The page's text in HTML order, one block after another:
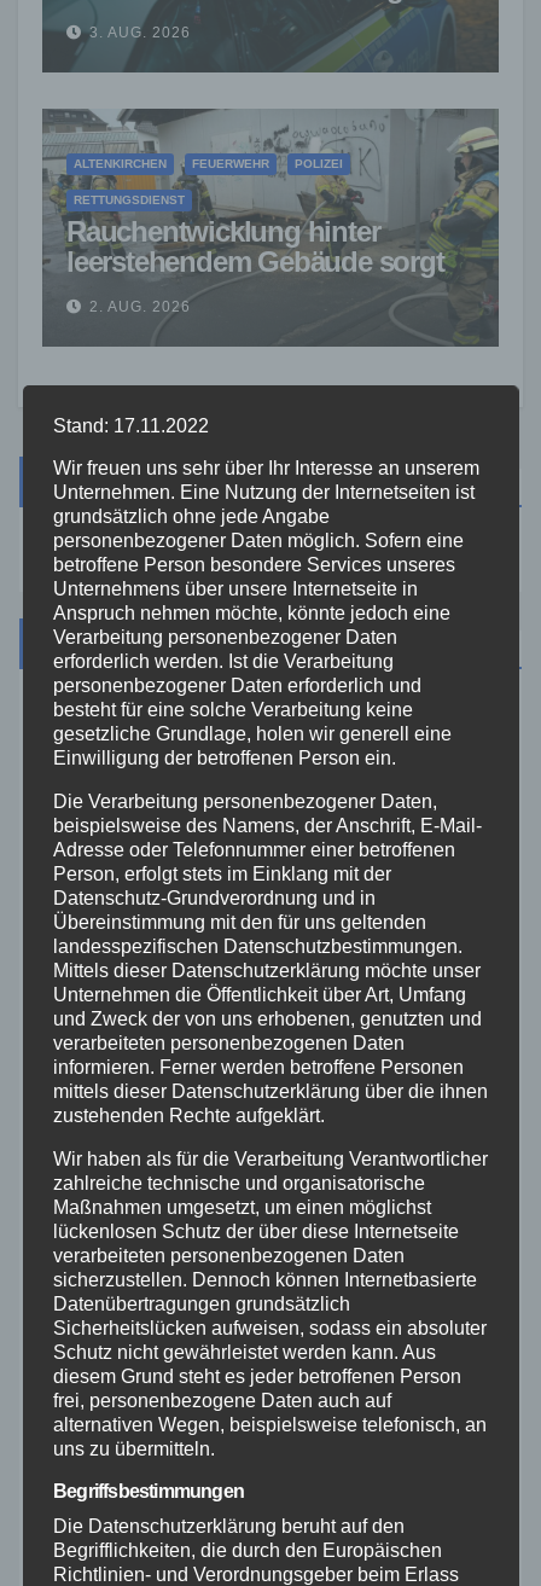
nach Verfolgung gestoppt
3. AUG. 2026
ALTENKIRCHEN FEUERWEHR POLIZEI
RETTUNGSDIENST
Rauchentwicklung hinter
leerstehendem Gebäude sorgt
für Feuerwehreinsatz
2. AUG. 2026
Suche
Kategorien
Aktuelles
Altenkirchen
Bundespolizei
Feuerwehr
Hilfsorganisationen
Mayen-Koblenz
Neuwied
Polizei
Rettungsdienst
Rhein-Lahn
THW
Veranstaltungen
Video
Stand: 17.11.2022
Wir freuen uns sehr über Ihr Interesse an unserem
Unternehmen. Eine Nutzung der Internetseiten ist
grundsätzlich ohne jede Angabe
personenbezogener Daten möglich. Sofern eine
betroffene Person besondere Services unseres
Unternehmens über unsere Internetseite in
Anspruch nehmen möchte, könnte jedoch eine
Verarbeitung personenbezogener Daten
erforderlich werden. Ist die Verarbeitung
personenbezogener Daten erforderlich und
besteht für eine solche Verarbeitung keine
gesetzliche Grundlage, holen wir generell eine
Einwilligung der betroffenen Person ein.
Die Verarbeitung personenbezogener Daten,
beispielsweise des Namens, der Anschrift, E-Mail-
Adresse oder Telefonnummer einer betroffenen
Person, erfolgt stets im Einklang mit der
Datenschutz-Grundverordnung und in
Übereinstimmung mit den für uns geltenden
landesspezifischen Datenschutzbestimmungen.
Mittels dieser Datenschutzerklärung möchte unser
Unternehmen die Öffentlichkeit über Art, Umfang
und Zweck der von uns erhobenen, genutzten und
verarbeiteten personenbezogenen Daten
informieren. Ferner werden betroffene Personen
mittels dieser Datenschutzerklärung über die ihnen
zustehenden Rechte aufgeklärt.
Wir haben als für die Verarbeitung Verantwortlicher
zahlreiche technische und organisatorische
Maßnahmen umgesetzt, um einen möglichst
lückenlosen Schutz der über diese Internetseite
verarbeiteten personenbezogenen Daten
sicherzustellen. Dennoch können Internetbasierte
Datenübertragungen grundsätzlich
Sicherheitslücken aufweisen, sodass ein absoluter
Schutz nicht gewährleistet werden kann. Aus
diesem Grund steht es jeder betroffenen Person
frei, personenbezogene Daten auch auf
alternativen Wegen, beispielsweise telefonisch, an
uns zu übermitteln.
Begriffsbestimmungen
Die Datenschutzerklärung beruht auf den
Begrifflichkeiten, die durch den Europäischen
Richtlinien- und Verordnungsgeber beim Erlass